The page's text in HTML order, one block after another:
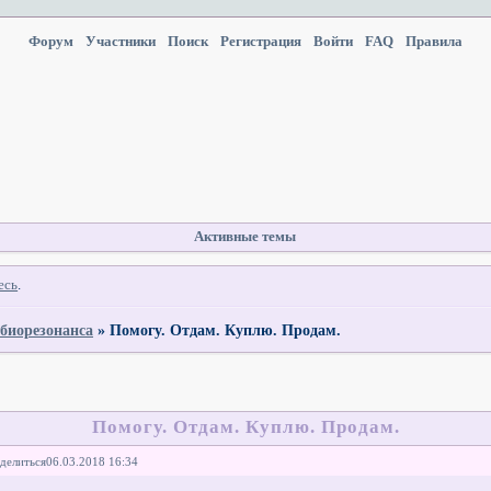
Форум Участники Поиск Регистрация Войти FAQ Правила
Активные темы
.
»Помогу. Отдам. Куплю. Продам.
Помогу. Отдам. Куплю. Продам.
06.03.2018 16:34